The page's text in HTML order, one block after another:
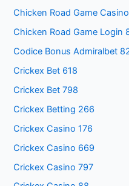
Chicken Road Game
Chicken Road Game Login
Codice Bonus Admiralbet
Crickex Bet 618
Crickex Bet 798
Crickex Betting 266
Crickex Casino 176
Crickex Casino 669
Crickex Casino 797